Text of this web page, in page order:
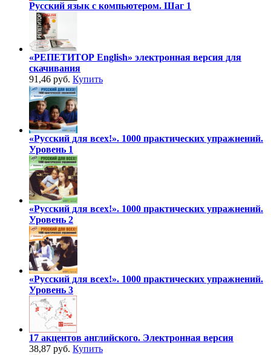
Русский язык с компьютером. Шаг 1
«РЕПЕТИТОР English» электронная версия для
скачивания
91,46 руб. Купить
«Русский для всех!». 1000 практических упражнений.
Уровень 1
«Русский для всех!». 1000 практических упражнений.
Уровень 2
«Русский для всех!». 1000 практических упражнений.
Уровень 3
17 акцентов английского. Электронная версия
38,87 руб. Купить